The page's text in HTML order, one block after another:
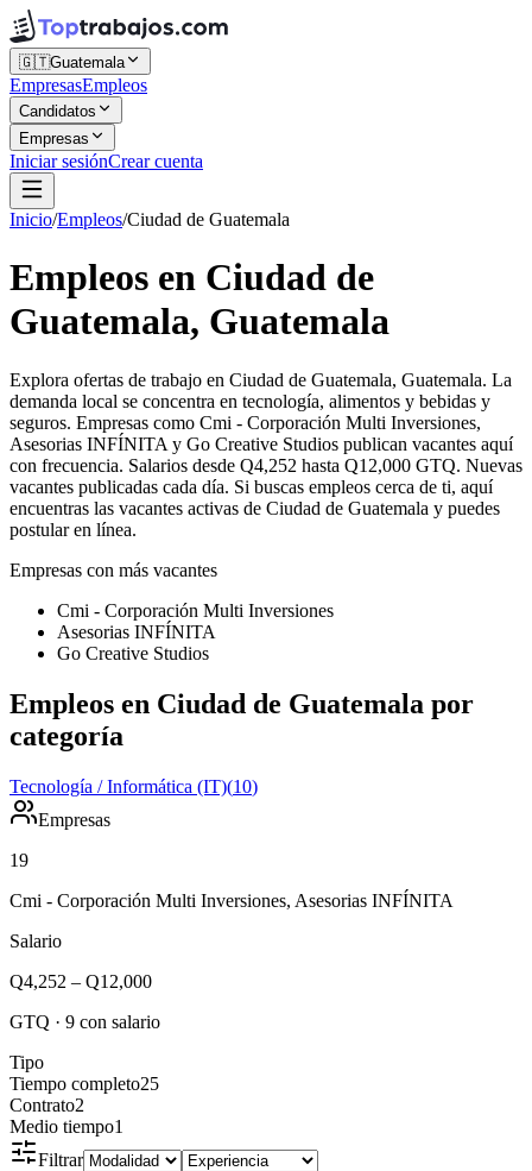
🇬🇹Guatemala
EmpresasEmpleos
Candidatos
Empresas
Iniciar sesiónCrear cuenta
Inicio/Empleos/Ciudad de Guatemala
Empleos en Ciudad de
Guatemala, Guatemala
Explora ofertas de trabajo en Ciudad de Guatemala, Guatemala. La
demanda local se concentra en tecnología, alimentos y bebidas y
seguros. Empresas como Cmi - Corporación Multi Inversiones,
Asesorias INFÍNITA y Go Creative Studios publican vacantes aquí
con frecuencia. Salarios desde Q4,252 hasta Q12,000 GTQ. Nuevas
vacantes publicadas cada día. Si buscas empleos cerca de ti, aquí
encuentras las vacantes activas de Ciudad de Guatemala y puedes
postular en línea.
Empresas con más vacantes
Cmi - Corporación Multi Inversiones
Asesorias INFÍNITA
Go Creative Studios
Empleos en Ciudad de Guatemala por
categoría
Tecnología / Informática (IT)(10)
Empresas
19
Cmi - Corporación Multi Inversiones, Asesorias INFÍNITA
Salario
Q4,252 – Q12,000
GTQ · 9 con salario
Tipo
Tiempo completo25
Contrato2
Medio tiempo1
Filtrar